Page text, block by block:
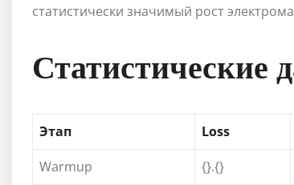
статистически значимый рост
Статистические
Этап Loss
Warmup
{}.{}